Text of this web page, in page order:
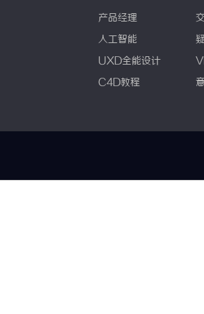
产品经理
人工智能
UXD全能设计
C4D教程